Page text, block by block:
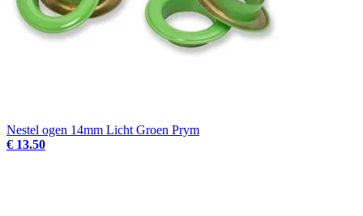
Nestel ogen 14mm Licht Groen Prym
€ 13.50